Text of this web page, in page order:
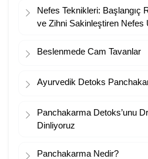
Nefes Teknikleri: Başlangıç
ve Zihni Sakinleştiren Nefes
Beslenmede Cam Tavanlar
Ayurvedik Detoks
Panchakarma Detoks’unu
Dinliyoruz
Panchakarma Nedir?